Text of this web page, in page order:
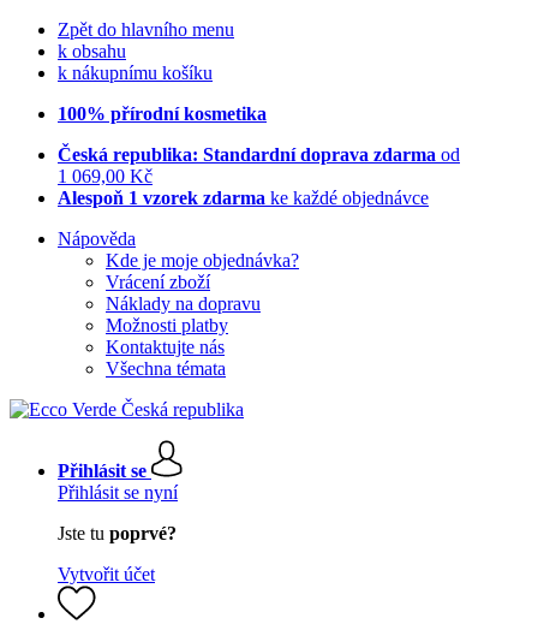
Zpět do hlavního menu
k obsahu
k nákupnímu košíku
100% přírodní kosmetika
Česká republika: Standardní doprava zdarma od
1 069,00 Kč
Alespoň 1 vzorek zdarma ke každé objednávce
Nápověda
Kde je moje objednávka?
Vrácení zboží
Náklady na dopravu
Možnosti platby
Kontaktujte nás
Všechna témata
Přihlásit se
Přihlásit se nyní
Jste tu poprvé?
Vytvořit účet